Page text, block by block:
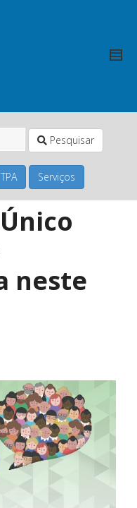
Pesquisar
TPA Serviços
neste